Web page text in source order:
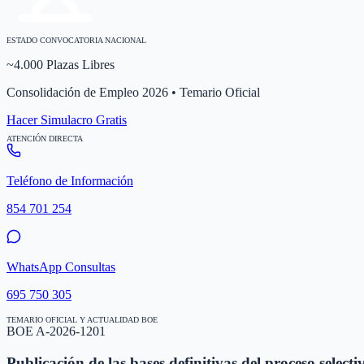
ESTADO CONVOCATORIA NACIONAL
~4.000 Plazas Libres
Consolidación de Empleo 2026 • Temario Oficial
Hacer Simulacro Gratis
ATENCIÓN DIRECTA
Teléfono de Información
854 701 254
WhatsApp Consultas
695 750 305
TEMARIO OFICIAL Y ACTUALIDAD BOE
BOE A-2026-1201